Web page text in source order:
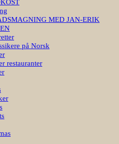
MED JAN-ERIK
på Norsk
restauranter